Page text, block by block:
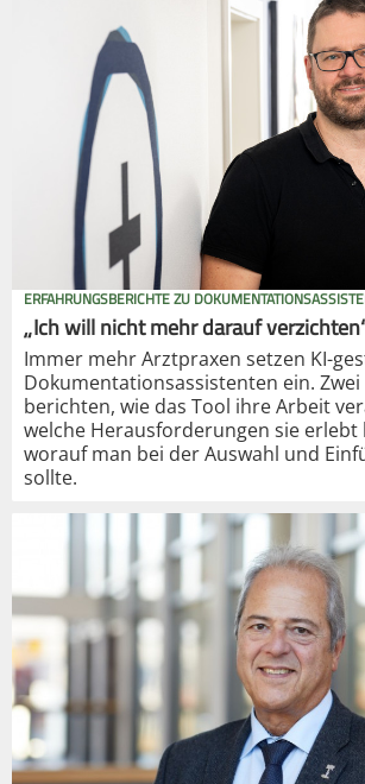
ERFAHRUNGSBERICHTE ZU
„Ich will nicht mehr darauf
Immer mehr Arztpraxen setzen KI-
Dokumentationsassistenten ein.
berichten, wie das Tool ihre Arbeit
welche Herausforderungen sie erlebt
worauf man bei der Auswahl und
sollte.